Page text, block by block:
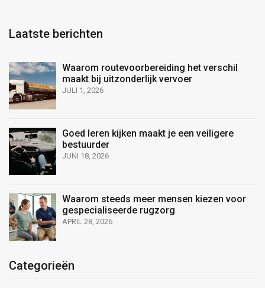
Laatste berichten
Waarom routevoorbereiding het verschil
maakt bij uitzonderlijk vervoer
JULI 1, 2026
Goed leren kijken maakt je een veiligere
bestuurder
JUNI 18, 2026
Waarom steeds meer mensen kiezen voor
gespecialiseerde rugzorg
APRIL 28, 2026
Categorieën